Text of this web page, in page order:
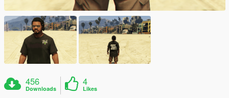
456
Downloads
4
Likes